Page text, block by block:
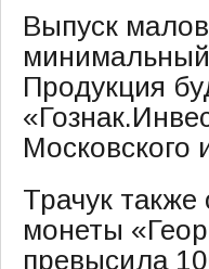
Выпуск
минимальный
Продукция
Московского
Трачук
монеты
превысила